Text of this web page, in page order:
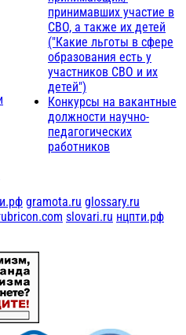
принимавших участие в
СВО, а также их детей
("Какие льготы в сфере
образования есть у
участников СВО и их
детей")
Конкурсы на вакантные
должности научно-
педагогических
работников
gramota.ru glossary.ru
slovari.ru нцпти.рф